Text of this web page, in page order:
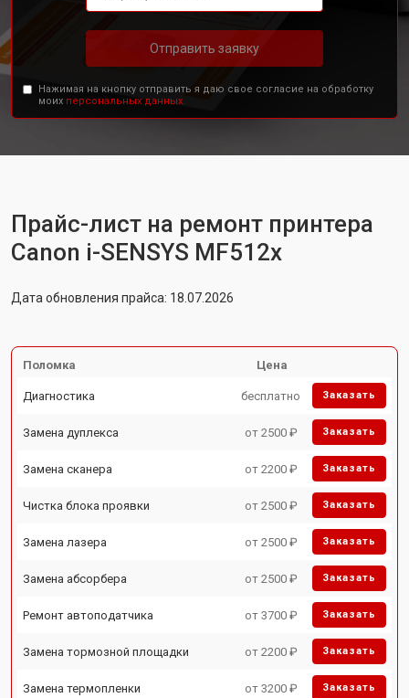
Отправить заявку
Нажимая на кнопку отправить я даю свое согласие на обработку
моих персональных данных.
Прайс-лист на ремонт принтера
Canon i-SENSYS MF512x
Дата обновления прайса: 18.07.2026
Поломка Цена
Диагностика бесплатно Заказать
Замена дуплекса от 2500 ₽ Заказать
Замена сканера от 2200 ₽ Заказать
Чистка блока проявки от 2500 ₽ Заказать
Замена лазера от 2500 ₽ Заказать
Замена абсорбера от 2500 ₽ Заказать
Ремонт автоподатчика от 3700 ₽ Заказать
Замена тормозной площадки от 2200 ₽ Заказать
Замена термопленки от 3200 ₽ Заказать